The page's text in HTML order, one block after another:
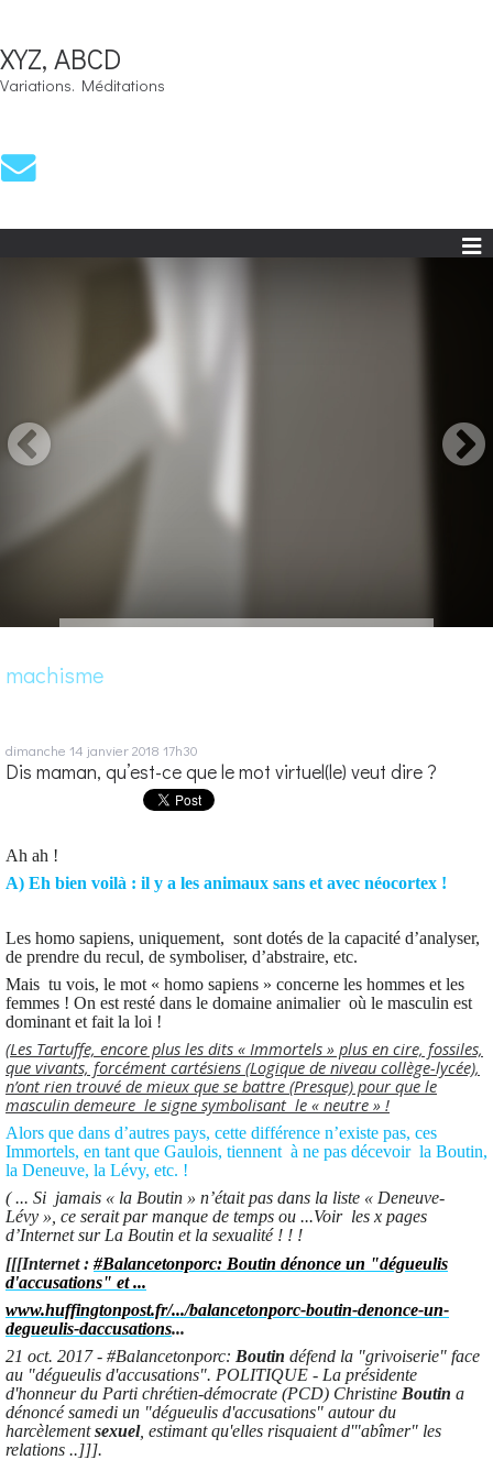
XYZ, ABCD
Variations. Méditations
machisme
dimanche 14 janvier 2018 17h30
Dis maman, qu’est-ce que le mot virtuel(le) veut dire ?
Ah ah !
A) Eh bien voilà : il y a les animaux sans et avec néocortex !
Les homo sapiens, uniquement, sont dotés de la capacité d’analyser,
de prendre du recul, de symboliser, d’abstraire, etc.
Mais tu vois, le mot « homo sapiens » concerne les hommes et les
femmes ! On est resté dans le domaine animalier où le masculin est
dominant et fait la loi !
(Les Tartuffe, encore plus les dits « Immortels » plus en cire, fossiles,
que vivants, forcément cartésiens (Logique de niveau collège-lycée),
n’ont rien trouvé de mieux que se battre (Presque) pour que le
masculin demeure le signe symbolisant le « neutre » !
Alors que dans d’autres pays, cette différence n’existe pas, ces
Immortels, en tant que Gaulois, tiennent à ne pas décevoir la Boutin,
la Deneuve, la Lévy, etc. !
( ... Si jamais « la Boutin » n’était pas dans la liste « Deneuve-
Lévy », ce serait par manque de temps ou ...Voir les x pages
d’Internet sur La Boutin et la sexualité ! ! !
[[[Internet : #Balancetonporc: Boutin dénonce un "dégueulis
d'accusations" et ...
www.huffingtonpost.fr/.../balancetonporc-boutin-denonce-un-
degueulis-daccusations...
21 oct. 2017 - #Balancetonporc: Boutin défend la "grivoiserie" face
au "dégueulis d'accusations". POLITIQUE - La présidente
d'honneur du Parti chrétien-démocrate (PCD) Christine Boutin a
dénoncé samedi un "dégueulis d'accusations" autour du
harcèlementsexuel, estimant qu'elles risquaient d'"abîmer" les
relations ..]]].